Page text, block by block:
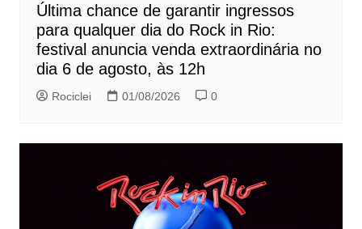
Última chance de garantir ingressos
para qualquer dia do Rock in Rio:
festival anuncia venda extraordinária no
dia 6 de agosto, às 12h
Rociclei 01/08/2026 0